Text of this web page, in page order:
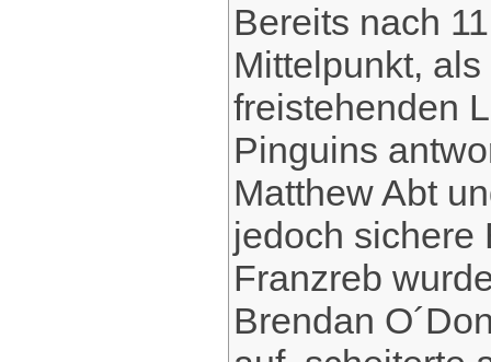
Bereits nach
Mittelpunkt,
freistehenden
Pinguins
Matthew Abt
jedoch sichere
Franzreb
Brendan